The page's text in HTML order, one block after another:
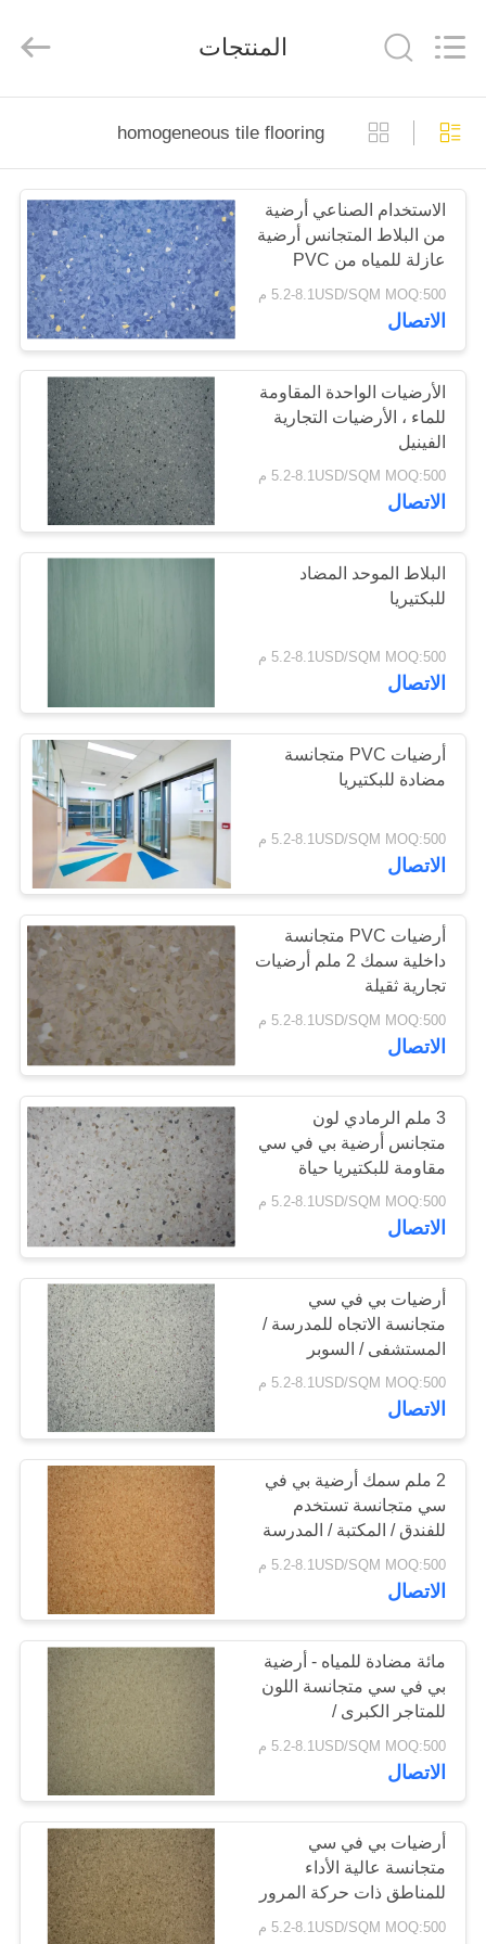
المنزل
المنتجات
برنامج
VR
حولنا
جولة
في
المصنع
مراقبة
الجودة
اتصل
بنا
أخبار
القضايا
اطلب
اقتباس
خريطة
الموقع
سياسة
الخصوصية
CO.,LTD.
Developed
ECER
المنتجات
homogeneous tile flooring
الاستخدام الصناعي أرضية
من البلاط المتجانس أرضية
عازلة للمياه من PVC
5.2-8.1USD/SQM MOQ:500 م
الاتصال
الأرضيات الواحدة المقاومة
للماء ، الأرضيات التجارية
الفينيل
5.2-8.1USD/SQM MOQ:500 م
الاتصال
البلاط الموحد المضاد
للبكتيريا
5.2-8.1USD/SQM MOQ:500 م
الاتصال
أرضيات PVC متجانسة
مضادة للبكتيريا
5.2-8.1USD/SQM MOQ:500 م
الاتصال
أرضيات PVC متجانسة
داخلية سمك 2 ملم أرضيات
تجارية ثقيلة
5.2-8.1USD/SQM MOQ:500 م
الاتصال
3 ملم الرمادي لون
متجانس أرضية بي في سي
مقاومة للبكتيريا حياة
طويلة
5.2-8.1USD/SQM MOQ:500 م
الاتصال
أرضيات بي في سي
متجانسة الاتجاه للمدرسة /
المستشفى / السوبر
ماركت
5.2-8.1USD/SQM MOQ:500 م
الاتصال
2 ملم سمك أرضية بي في
سي متجانسة تستخدم
للفندق / المكتبة / المدرسة
5.2-8.1USD/SQM MOQ:500 م
الاتصال
مائة مضادة للمياه - أرضية
بي في سي متجانسة اللون
للمتاجر الكبرى /
المستودعات
5.2-8.1USD/SQM MOQ:500 م
الاتصال
أرضيات بي في سي
متجانسة عالية الأداء
للمناطق ذات حركة المرور
العالية والصناعية
5.2-8.1USD/SQM MOQ:500 م